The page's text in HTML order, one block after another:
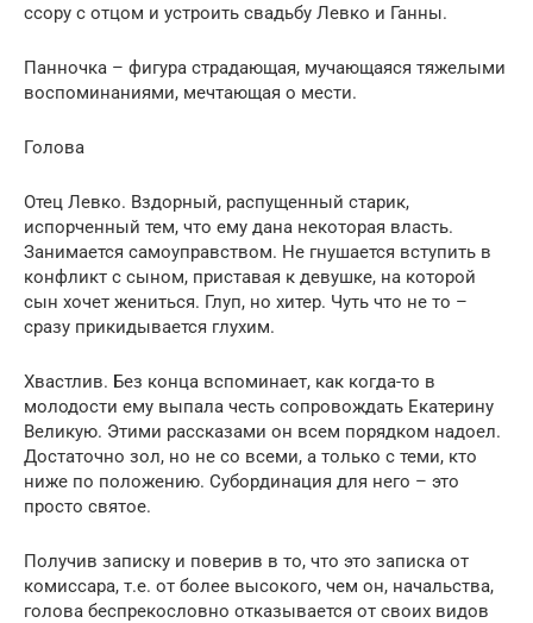
ссору с отцом и устроить свадьбу Левко и Ганны.
Панночка – фигура страдающая, мучающаяся тяжелыми
воспоминаниями, мечтающая о мести.
Голова
Отец Левко. Вздорный, распущенный старик,
испорченный тем, что ему дана некоторая власть.
Занимается самоуправством. Не гнушается вступить в
конфликт с сыном, приставая к девушке, на которой
сын хочет жениться. Глуп, но хитер. Чуть что не то –
сразу прикидывается глухим.
Хвастлив. Без конца вспоминает, как когда-то в
молодости ему выпала честь сопровождать Екатерину
Великую. Этими рассказами он всем порядком надоел.
Достаточно зол, но не со всеми, а только с теми, кто
ниже по положению. Субординация для него – это
просто святое.
Получив записку и поверив в то, что это записка от
комиссара, т.е. от более высокого, чем он, начальства,
голова беспрекословно отказывается от своих видов